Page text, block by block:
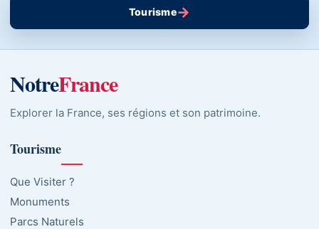
Tourisme→
NotreFrance
Explorer la France, ses régions et son patrimoine.
Tourisme
Que Visiter ?
Monuments
Parcs Naturels